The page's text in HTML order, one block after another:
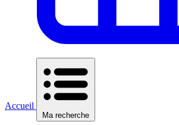
Accueil
Ma recherche